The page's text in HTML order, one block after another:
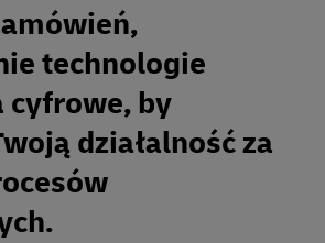
technologie
cyfrowe, by
działalność za